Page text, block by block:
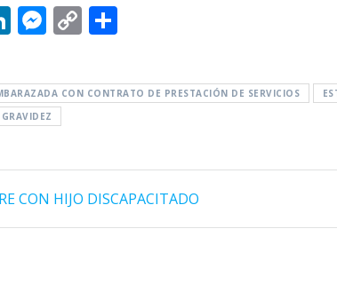
Li
k
e
dI
n
M
ss
e
n
g
er
C
p
y
n
k
m
p
ti
r
CON CONTRATO DE PRESTACIÓN DE SERVICIOS
CON HIJO DISCAPACITADO